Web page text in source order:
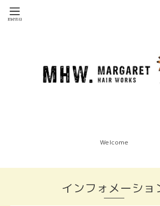
Welcome
インフォメーショ